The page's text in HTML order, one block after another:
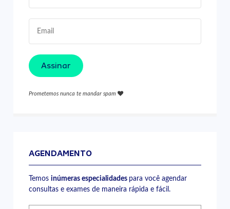
Assinar
Prometemos nunca te mandar spam
AGENDAMENTO
Temosinúmeras especialidades para você agendar
consultas e exames de maneira rápida e fácil.